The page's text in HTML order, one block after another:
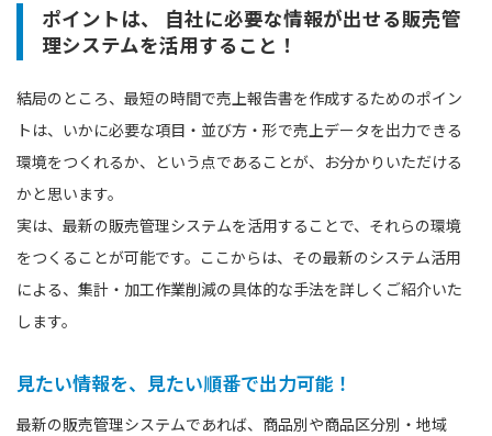
ポイントは、 自社に必要な情報が出せる販売管
理システムを活用すること！
結局のところ、最短の時間で売上報告書を作成するためのポイン
トは、いかに必要な項目・並び方・形で売上データを出力できる
環境をつくれるか、という点であることが、お分かりいただける
かと思います。
実は、最新の販売管理システムを活用することで、それらの環境
をつくることが可能です。ここからは、その最新のシステム活用
による、集計・加工作業削減の具体的な手法を詳しくご紹介いた
します。
見たい情報を、見たい順番で出力可能！
最新の販売管理システムであれば、商品別や商品区分別・地域